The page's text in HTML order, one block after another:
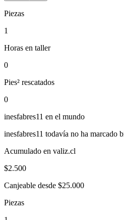
Piezas
1
Horas en taller
0
Pies² rescatados
0
inesfabres11 en el mundo
inesfabres11 todavía no ha marcado
Acumulado en valiz.cl
$2.500
Canjeable desde $25.000
Piezas